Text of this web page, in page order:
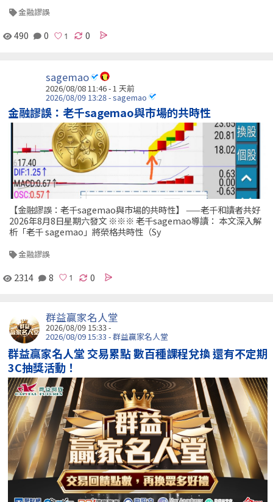
金融謬誤
490 0 0
sagemao
2026/08/08 11:46 - 1 天前
2026/08/09 13:28 - sagemao
金融謬誤：老千sagemao與市場的共時性
【金融謬誤：老千sagemao與市場的共時性】 ——老千和讀者共好
2026年8月8日星期六發文 ※※※ 老千sagemao導讀： 本文深入解
析「老千 sagemao」將榮格共時性（Sy
金融謬誤
2314 8 0
群益贏家名人堂
2026/08/09 15:33 -
2026/08/09 15:33 - 群益贏家名人堂
群益贏家名人堂 交易累點 數百種課程兌換 還有不定期
3C抽獎活動！